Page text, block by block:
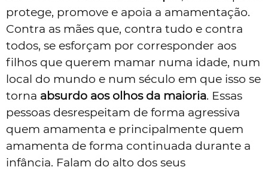
protege, promove e apoia a amamentação.
Contra as mães que, contra tudo e contra
todos, se esforçam por corresponder aos
filhos que querem mamar numa idade, num
local do mundo e num século em que isso se
torna absurdo aos olhos da maioria. Essas
pessoas desrespeitam de forma agressiva
quem amamenta e principalmente quem
amamenta de forma continuada durante a
infância. Falam do alto dos seus